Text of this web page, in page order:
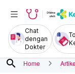
Chat
dengan
Dokter
search Home